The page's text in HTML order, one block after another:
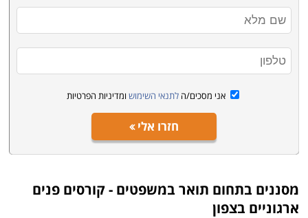
תנאי קבלה:
בשל הביקוש הרב ללימודי תואר במשפטים תנאי הקבלה
גבוהים בהתאם. מכללות רבות מבקשות ממוצע בגרות
באוניברסיטה ולשלבו עם חוג אחר, יתבקשו לעמוד בתנאי
הקבלה של שני החוגים, כלומר בתנאי הקבלה של החוג
הגבוה מבין השניים. במקרים חריגים תיתכן קבלה גם של
אני מסכים/ה לתנאי השימוש ומדיניות הפרטיות
חזרו אלי
מסננים בתחום תואר במשפטים - קורסים פנים
ארגוניים בצפון